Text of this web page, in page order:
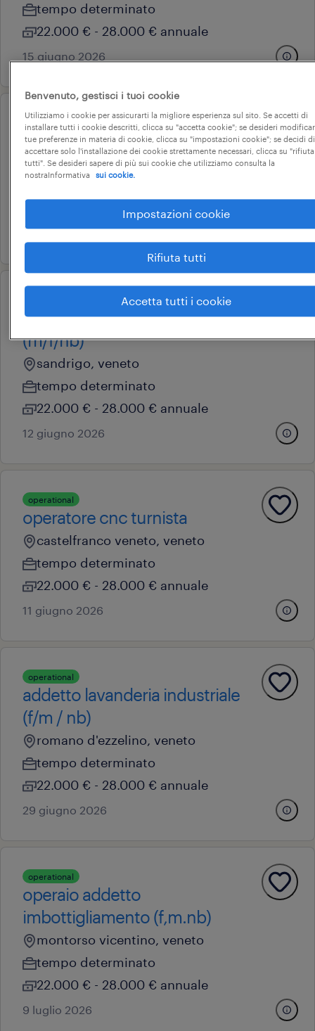
tempo determinato
22.000 € - 28.000 € annuale
15 giugno 2026
professional
addetto back office logistica
romano d'ezzelino, veneto
22.000 € - 28.000 € annuale
19 giugno 2026
magazziniere in giornata
(m/f/nb)
sandrigo, veneto
tempo determinato
22.000 € - 28.000 € annuale
12 giugno 2026
operational
operatore cnc turnista
castelfranco veneto, veneto
tempo determinato
22.000 € - 28.000 € annuale
11 giugno 2026
operational
addetto lavanderia industriale
(f/m / nb)
romano d'ezzelino, veneto
tempo determinato
22.000 € - 28.000 € annuale
29 giugno 2026
operational
operaio addetto
imbottigliamento (f,m.nb)
montorso vicentino, veneto
tempo determinato
22.000 € - 28.000 € annuale
9 luglio 2026
Benvenuto, gestisci i tuoi cookie
Utilizziamo i cookie per assicurarti la migliore esperienza sul sito. Se accetti di
installare tutti i cookie descritti, clicca su "accetta cookie"; se desideri
tue preferenze in materia di cookie, clicca su "impostazioni cookie"; se decidi di
accettare solo l'installazione dei cookie strettamente necessari, clicca su "rifiuta
tutti". Se desideri sapere di più sui cookie che utilizziamo consulta la
nostraInformativa
sui cookie.
Impostazioni cookie
Rifiuta tutti
Accetta tutti i cookie